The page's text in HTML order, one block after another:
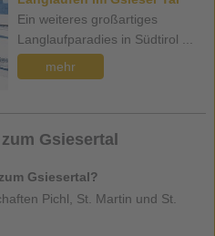
Ein weiteres großartiges
Langlaufparadies in Südtirol ...
mehr
Gsiesertal
Gsiesertal?
Pichl, St. Martin und St.